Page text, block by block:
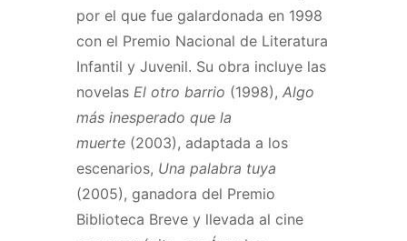
por el que fue galardonada en 1998
con el Premio Nacional de Literatura
Infantil y Juvenil. Su obra incluye las
novelas El otro barrio (1998), Algo
más inesperado que la
muerte (2003), adaptada a los
escenarios, Una palabra tuya
(2005), ganadora del Premio
Biblioteca Breve y llevada al cine